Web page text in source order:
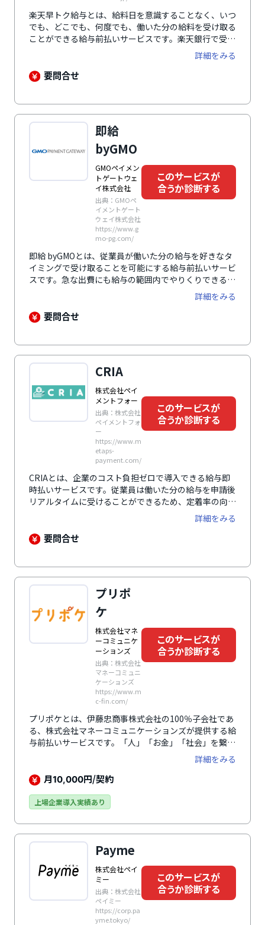
楽天早トク給与とは、給料日を意識することなく、いつ
でも、どこでも、何度でも、働いた分の給料を受け取る
ことができる給与前払いサービスです。楽天銀行で受け
取れば、給料と一緒に楽天ポイントももらうことができ
るほか、振込手数料もかかりません。もちろん、楽天銀
行以外の銀行口座でも受け取り可能です。「立替型」や
導入・運用に際して企業や従業員をサポートするための
コールセンターを設置するなど、万全のフォロー体制を
詳細をみる
要問合せ
即給
byGMO
GMOペイメン
トゲートウェ
イ株式会社
出典：GMOペ
イメントゲート
ウェイ株式会社
https://www.g
mo-pg.com/
このサービスが
合うか診断する
即給 byGMOとは、従業員が働いた分の給与を好きなタ
イミングで受け取ることを可能にする給与前払いサービ
スです。急な出費にも給与の範囲内でやりくりできるた
め、従業員の健全な資産形成を促すことができます。給
与前払いサービスの導入により、求職者の目にも止まり
やすくなるため、応募数の増加につながります。さらに
「立替型」と、導入企業のニーズに合わせた2種類の仕
組みから選択可能。サービス開始以来1,000社以上の導
入実績があります。
詳細をみる
要問合せ
CRIA
株式会社ペイ
メントフォー
出典：株式会社
ペイメントフォ
ー
https://www.m
etaps-
payment.com/
このサービスが
合うか診断する
CRIAとは、企業のコスト負担ゼロで導入できる給与即
時払いサービスです。従業員は働いた分の給与を申請後
リアルタイムに受けることができるため、定着率の向上
が期待できます。「日払い週払い」や「給与前払い」と
いったワードを気にする求人者にも強くアピールするこ
とができ、求人応募数の増加にもつながります。サービ
コスト負担がないだけでなく、従業員にかかる手数料も
業界最安水準と、トータルコストも業界最安を実現して
います。
詳細をみる
要問合せ
プリポ
ケ
株式会社マネ
ーコミュニケ
ーションズ
出典：株式会社
マネーコミュニ
ケーションズ
https://www.m
c-fin.com/
このサービスが
合うか診断する
プリポケとは、伊藤忠商事株式会社の100％子会社であ
る、株式会社マネーコミュニケーションズが提供する給
与前払いサービスです。「人」「お金」「社会」を繋ぐ
新たなソリューションとして、給料日を待たずに働いた
分の給与を受け取ることができ、求人応募数向上と従業
員の定着率アップに貢献します。「立替払い型プラン」
フローへの影響も考慮するなど、多様な企業ニーズに応
界最安水準、操作方法はいたってシンプル。スマートフ
ォンから24時間いつでも申請でき、「立替払い型プラ
ン」なら即時送金も可能です。
詳細をみる
月10,000円/契約
上場企業導入実績あり
Payme
株式会社ペイ
ミー
出典：株式会社
ペイミー
https://corp.pa
yme.tokyo/
このサービスが
合うか診断する